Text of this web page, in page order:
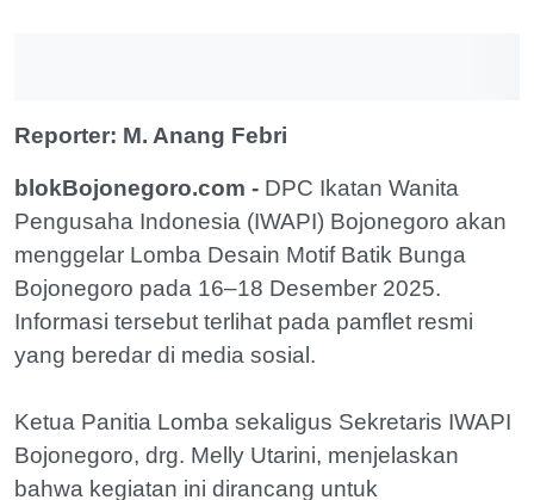
Reporter: M. Anang Febri
blokBojonegoro.com - DPC Ikatan Wanita
Pengusaha Indonesia (IWAPI) Bojonegoro akan
menggelar Lomba Desain Motif Batik Bunga
Bojonegoro pada 16–18 Desember 2025.
Informasi tersebut terlihat pada pamflet resmi
yang beredar di media sosial.
Ketua Panitia Lomba sekaligus Sekretaris IWAPI
Bojonegoro, drg. Melly Utarini, menjelaskan
bahwa kegiatan ini dirancang untuk